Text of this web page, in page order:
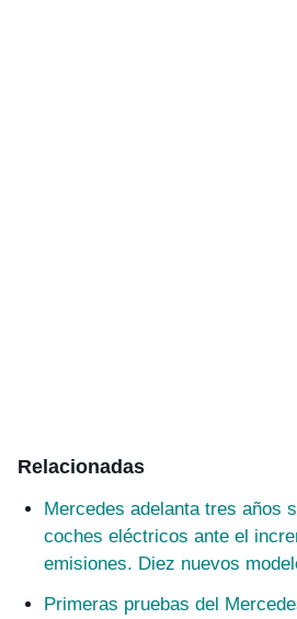
Relacionadas
Mercedes adelanta tres años
coches eléctricos ante el
emisiones. Diez nuevos
Primeras pruebas del